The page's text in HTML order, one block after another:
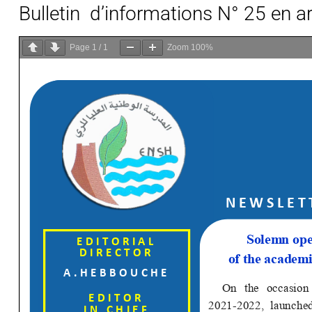
Bulletin d’informations N° 25 en
Page 1 / 1 Zoom 100%